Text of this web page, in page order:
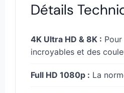
Détails
4K Ultra HD & 8K :
incroyables et des
Full HD 1080p : La